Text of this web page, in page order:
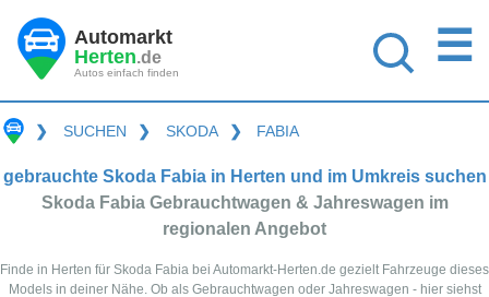
Automarkt
Herten.de
Autos einfach finden
☰
❯ SUCHEN ❯ SKODA ❯ FABIA
gebrauchte Skoda Fabia in Herten und im Umkreis suchen
Skoda Fabia Gebrauchtwagen & Jahreswagen im
regionalen Angebot
Finde in Herten für Skoda Fabia bei Automarkt-Herten.de gezielt Fahrzeuge dieses
Models in deiner Nähe. Ob als Gebrauchtwagen oder Jahreswagen - hier siehst